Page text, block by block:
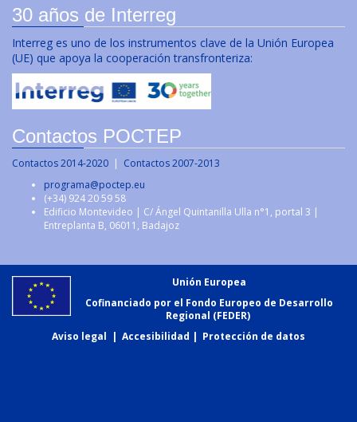
30 años de Interreg
Interreg es uno de los instrumentos clave de la Unión Europea
(UE) que apoya la cooperación transfronteriza:
Contactos POCTEP
Contactos 2014-2020 | Contactos 2007-2013
programa@poctep.eu
(+34) 924 20 59 58
Edificio Montevideo | C/ Ángel Quintanilla Ulla n°1, portal 3 |
Entreplanta B, 06011, Badajoz
Unión Europea
Cofinanciado por el Fondo Europeo de Desarrollo
Regional (FEDER)
Aviso legal | Accesibilidad | Protección de datos